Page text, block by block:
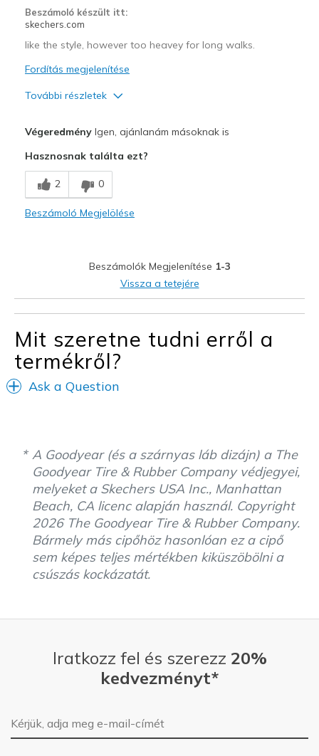
Width
Feels true to width
View On Shoes
Shoes are for Wearing
Beszámoló készült itt:
skechers.com
like the style, however too heavey for long walks.
Fordítás megjelenítése
További részletek
Legjobb használat
Casual Wear
VégeredményIgen, ajánlanám másoknak is
Hasznosnak találta ezt?
2 0
Beszámoló Megjelölése
Beszámolók Megjelenítése 1-3
Vissza a tetejére
Mit szeretne tudni erről a
termékről?
Ask a Question
A Goodyear (és a szárnyas láb dizájn) a The
Goodyear Tire & Rubber Company védjegyei,
melyeket a Skechers USA Inc., Manhattan
Beach, CA licenc alapján használ. Copyright
2026 The Goodyear Tire & Rubber Company.
Bármely más cipőhöz hasonlóan ez a cipő
sem képes teljes mértékben kiküszöbölni a
csúszás kockázatát.
Iratkozz fel és szerezz 20%
kedvezményt*
E-mail-cím